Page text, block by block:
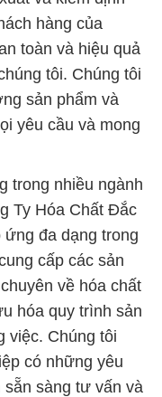
hàng của
toàn và hiệu quả
tôi. Chúng tôi
sản phẩm và
yêu cầu và mong
trong nhiều ngành
Ty Hóa Chất Đắc
đa dạng trong
cấp các sản
về hóa chất
hóa quy trình sản
việc. Chúng tôi
có những yêu
sàng tư vấn và